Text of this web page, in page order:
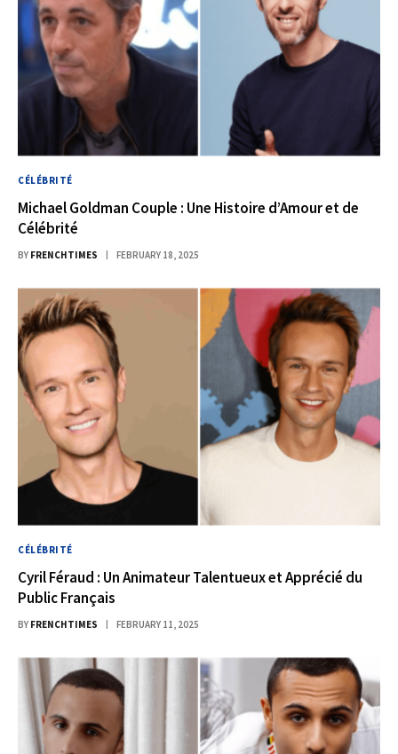
CÉLÉBRITÉ
Michael Goldman Couple : Une Histoire d’Amour et de
Célébrité
BY FRENCHTIMES FEBRUARY 18, 2025
CÉLÉBRITÉ
Cyril Féraud : Un Animateur Talentueux et Apprécié du
Public Français
BY FRENCHTIMES FEBRUARY 11, 2025